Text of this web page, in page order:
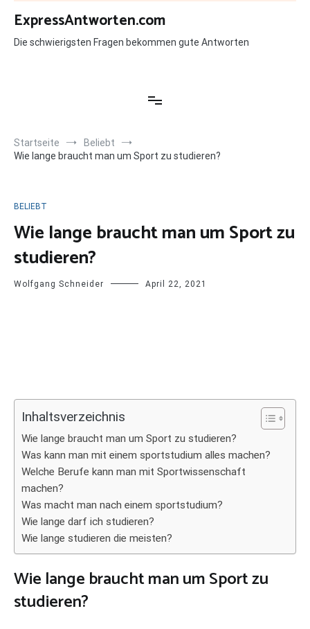
Zum
Inhalt
springen
ExpressAntworten.com
Die schwierigsten Fragen bekommen gute Antworten
Startseite
Beliebt
Wie lange braucht man um Sport zu studieren?
BELIEBT
Wie lange braucht man um Sport zu
studieren?
Wolfgang Schneider April 22, 2021
Inhaltsverzeichnis
Wie lange braucht man um Sport zu studieren?
Was kann man mit einem sportstudium alles machen?
Welche Berufe kann man mit Sportwissenschaft
machen?
Was macht man nach einem sportstudium?
Wie lange darf ich studieren?
Wie lange studieren die meisten?
Wie lange braucht man um Sport zu
studieren?